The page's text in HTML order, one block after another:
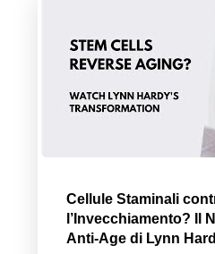
Cellule Staminali
l’Invecchiamento? Il
Anti-Age di Lynn